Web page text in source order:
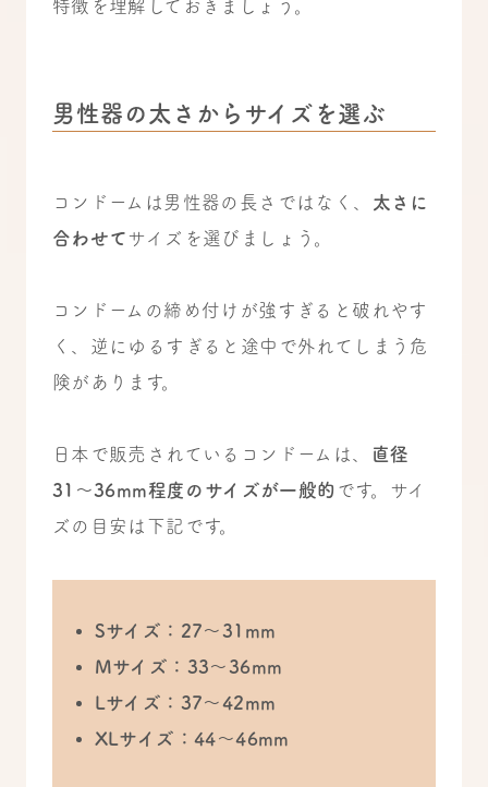
特徴を理解しておきましょう。
男性器の太さからサイズを選ぶ
コンドームは男性器の長さではなく、 太さに
合わせてサイズを選びましょう。
コンドームの締め付けが強すぎると破れやす
く、逆にゆるすぎると途中で外れてしまう危
険があります。
日本で販売されているコンドームは、
直径
31〜36mm程度のサイズが一般的 です。サイ
ズの目安は下記です。
Sサイズ：27〜31mm
Mサイズ：33〜36mm
Lサイズ：37〜42mm
XLサイズ：44〜46mm